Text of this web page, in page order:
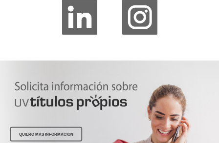
QUIERO MÁS INFORMACIÓN